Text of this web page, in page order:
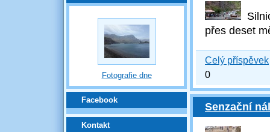
Fotografie dne
Facebook
Kontakt
přes deset
Celý příspěvek
0
Senzační